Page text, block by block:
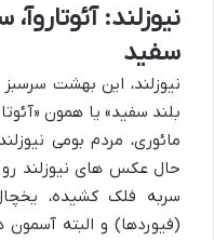
نیوزلند:
سفید
نیوزلند، این بهشت
بلند سفید» یا همون
مائوری، مردم بومی
حال عکس های نیوزلند
سربه فلک کشیده،
(فیوردها) و البته